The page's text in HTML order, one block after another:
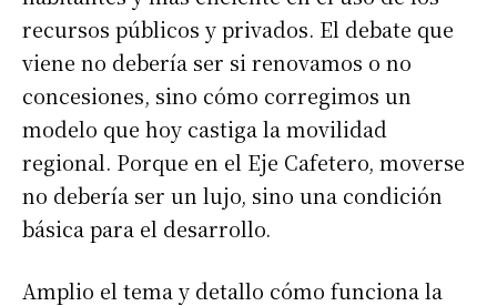
recursos públicos y privados. El debate que
viene no debería ser si renovamos o no
concesiones, sino cómo corregimos un
modelo que hoy castiga la movilidad
regional. Porque en el Eje Cafetero, moverse
no debería ser un lujo, sino una condición
básica para el desarrollo.
Amplio el tema y detallo cómo funciona la